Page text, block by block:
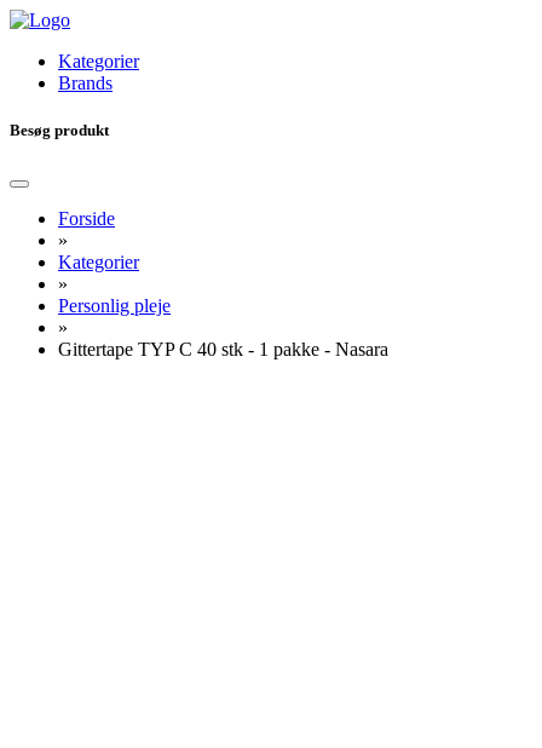
Kategorier
Brands
Besøg produkt
Forside
»
Kategorier
»
Personlig pleje
»
Gittertape TYP C 40 stk - 1 pakke - Nasara